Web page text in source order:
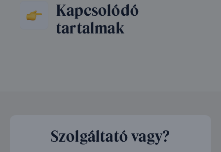
Kapcsolódó
tartalmak
Szolgáltató vagy?